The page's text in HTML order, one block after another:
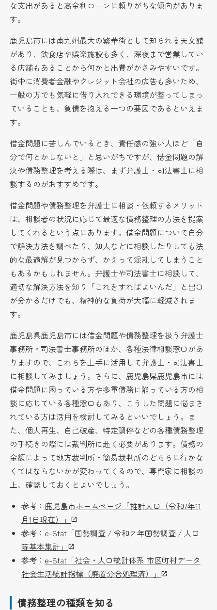
な支出があると高金利ローンに頼りがちな傾向がありま
す。
鹿児島市には南九州最大の繁華街として知られる天文館
があり、飲食店や娯楽施設も多く、深夜まで営業してい
る店舗もあることから何かと出費がかさみやすいです。
街中に消費者金融やクレジット会社の広告も多いため、
一般の方でも気軽に借り入れできる環境が整ってしまっ
ていることも、負債を抱える一つの要因であるといえま
す。
借金問題に苦しんでいるとき、責任感の強い人ほど「自
分で何とかしないと」と思いがちですが、借金問題の解
決や債務整理を考える際は、まず弁護士・司法書士に相
談するのがおすすめです。
借金問題や債務整理を弁護士に相談・依頼するメリット
は、相談者の状況に応じて最適な債務整理の方法を提案
してくれるという点にあります。借金問題について自分
で解決方法を調べたり、知人などに相談したりしても法
的な最適解が見つからず、かえって混乱してしまうこと
もあるかもしれません。弁護士や司法書士に相談して、
適切な解決方法を知り「これをすればよいんだ」と出口
が分かるだけでも、精神的な負荷が大幅に軽減されま
す。
鹿児島県鹿児島市には借金問題や債務整理を扱う弁護士
事務所・司法書士事務所のほか、各種法律相談窓口があ
りますので、これらを上手に活用して弁護士・司法書士
に相談してみましょう。さらに、鹿児島県鹿児島市には
借金問題に困っている方や多重債務に陥っている方の相
談に応じている各種窓口もあり、こうした問題に悩まさ
れている方は活用を検討してみるといいでしょう。ま
た、個人再生、自己破産、特定調停などの各種債務整理
の手続きの際には裁判所に赴く必要があります。債務の
金額によって地方裁判所・簡易裁判所のどちらに行かな
くてはならないかが変わってくるので、専門家に相談の
上、確認しておくとよいでしょう。
参考： 鹿児島市ホームページ「推計人口（令和7年11
月1日現在）」
参考： e-Stat「国勢調査 / 令和２年国勢調査 / 人口
等基本集計」
参考： e-Stat「社会・人口統計体系 市区町村データ
社会生活統計指標（廃置分合処理済）」
債務整理の種類を知る